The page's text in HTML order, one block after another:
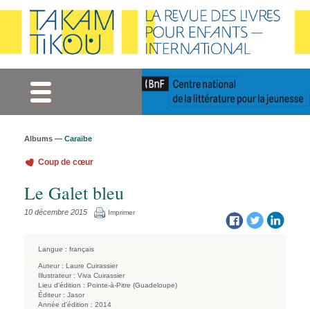
Albums — Caraïbe
Coup de cœur
Le Galet bleu
10 décembre 2015 Imprimer
Langue : français
Auteur : Laure Cuirassier
Illustrateur : Viva Cuirassier
Lieu d'édition : Pointe-à-Pitre (Guadeloupe)
Éditeur : Jasor
Année d'édition : 2014